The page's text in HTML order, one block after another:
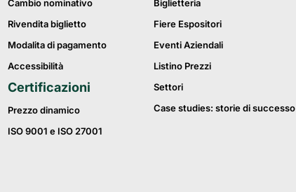
Cambio nominativo
Rivendita biglietto
Modalita di pagamento
Accessibilità
Certificazioni
Prezzo dinamico
ISO 9001 e ISO 27001
Biglietteria
Fiere Espositori
Eventi Aziendali
Listino Prezzi
Settori
Case studies: storie di successo